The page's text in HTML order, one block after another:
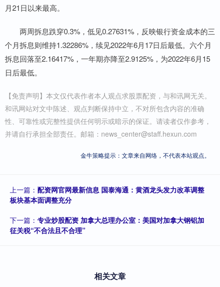
月21日以来最高。
两周拆息跌穿0.3%，低见0.27631%，反映银行资金成本的三
个月拆息则维持1.32286%，续见2022年6月17日后最低。六个月
拆息回落至2.16417%，一年期亦降至2.9125%，为2022年6月15
日后最低。
【免责声明】本文仅代表作者本人观点求股票配资，与和讯网无关。
和讯网站对文中陈述、观点判断保持中立，不对所包含内容的准确
性、可靠性或完整性提供任何明示或暗示的保证。请读者仅作参考，
并请自行承担全部责任。邮箱：news_center@staff.hexun.com
金牛策略提示：文章来自网络，不代表本站观点。
上一篇： 配资网官网最新信息 国泰海通：黄酒龙头发力改革调整
板块基本面调整充分
下一篇： 专业炒股配资 加拿大总理办公室：美国对加拿大钢铝加
征关税“不合法且不合理”
相关文章